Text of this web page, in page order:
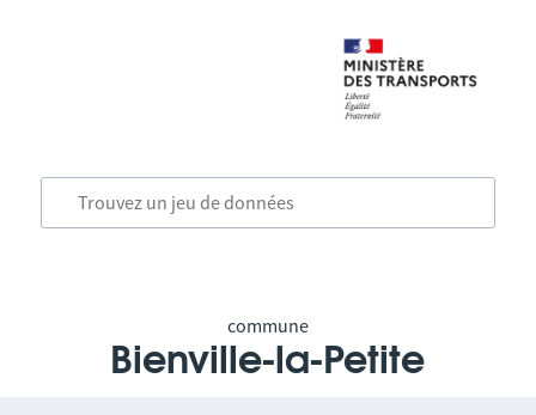
commune
Bienville-la-Petite